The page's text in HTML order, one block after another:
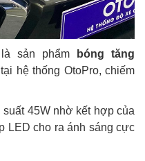
sản phẩm
bóng tăng
hệ thống OtoPro, chiếm
45W nhờ kết hợp của
LED cho ra ánh sáng cực